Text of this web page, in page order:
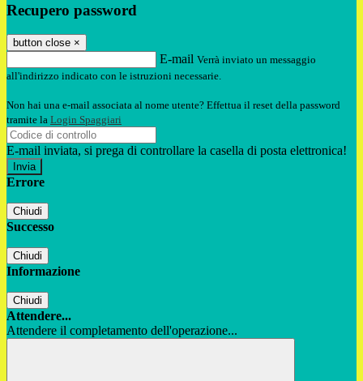
Recupero password
button close ×
E-mail Verrà inviato un messaggio
all'indirizzo indicato con le istruzioni necessarie.
Non hai una e-mail associata al nome utente? Effettua il reset della password
tramite la Login Spaggiari
E-mail inviata, si prega di controllare la casella di posta elettronica!
Errore
Chiudi
Successo
Chiudi
Informazione
Chiudi
Attendere...
Attendere il completamento dell'operazione...